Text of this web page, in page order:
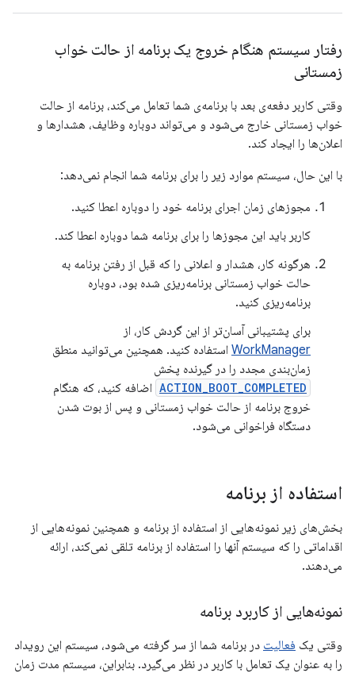
رفتار سیستم هنگام خروج یک برنامه از حالت خواب
زمستانی
وقتی کاربر دفعه‌ی بعد با برنامه‌ی شما تعامل می‌کند، برنامه از حالت
خواب زمستانی خارج می‌شود و می‌تواند دوباره وظایف، هشدارها و
اعلان‌ها را ایجاد کند.
با این حال، سیستم موارد زیر را برای برنامه شما انجام نمی‌دهد:
مجوزهای زمان اجرای برنامه خود را دوباره اعطا کنید.
کاربر باید این مجوزها را برای برنامه شما دوباره اعطا کند.
هرگونه کار، هشدار و اعلانی را که قبل از رفتن برنامه به
حالت خواب زمستانی برنامه‌ریزی شده بود، دوباره
برنامه‌ریزی کنید.
برای پشتیبانی آسان‌تر از این گردش کار، از
WorkManager استفاده کنید. همچنین می‌توانید منطق
زمان‌بندی مجدد را در گیرنده پخش
ACTION_BOOT_COMPLETED اضافه کنید، که هنگام
خروج برنامه از حالت خواب زمستانی و پس از بوت شدن
دستگاه فراخوانی می‌شود.
استفاده از برنامه
بخش‌های زیر نمونه‌هایی از استفاده از برنامه و همچنین نمونه‌هایی از
اقداماتی را که سیستم آنها را استفاده از برنامه تلقی نمی‌کند، ارائه
می‌دهند.
نمونه‌هایی از کاربرد برنامه
وقتی یک فعالیت در برنامه شما از سر گرفته می‌شود، سیستم این رویداد
را به عنوان یک تعامل با کاربر در نظر می‌گیرد. بنابراین، سیستم مدت زمان